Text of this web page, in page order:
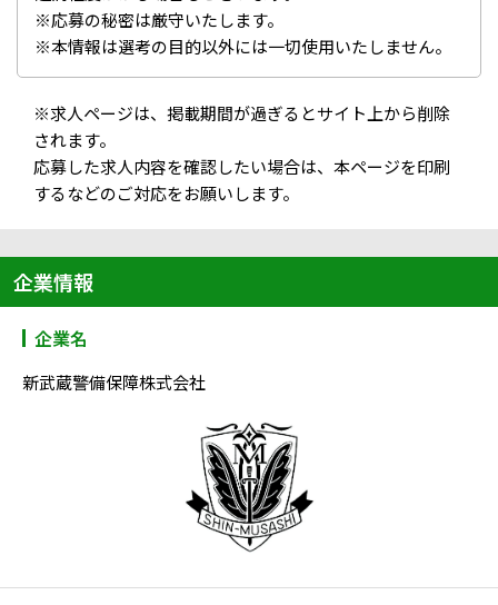
※応募の秘密は厳守いたします。
※本情報は選考の目的以外には一切使用いたしません。
※求人ページは、掲載期間が過ぎるとサイト上から削除
されます。
応募した求人内容を確認したい場合は、本ページを印刷
するなどのご対応をお願いします。
企業情報
企業名
新武蔵警備保障株式会社